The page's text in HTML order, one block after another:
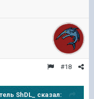
#18
ShDL_ сказал: